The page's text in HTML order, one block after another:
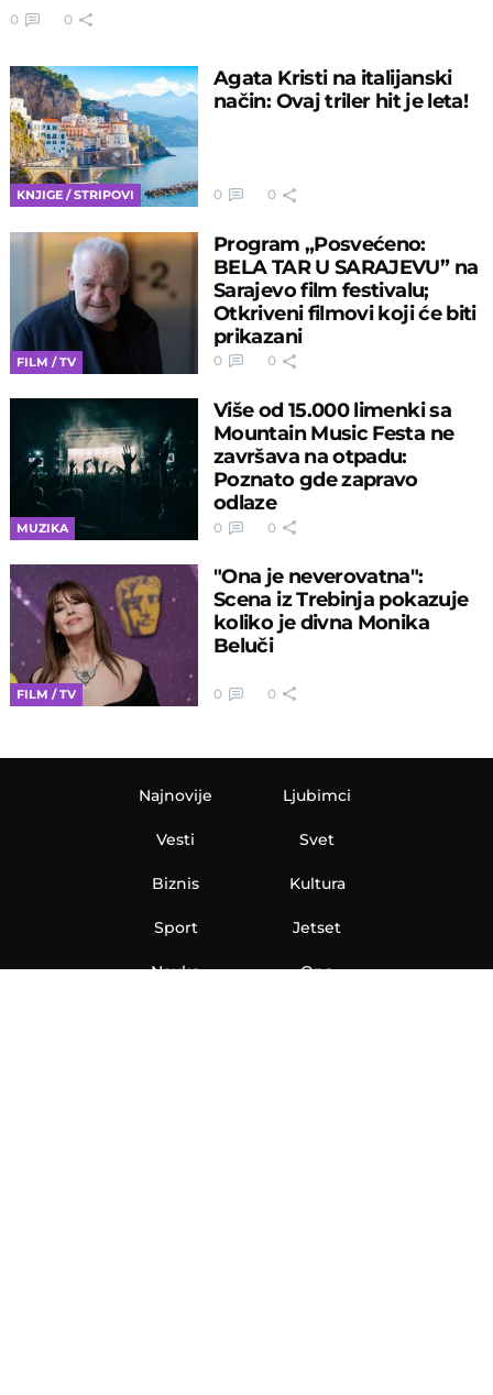
0 0
KNJIGE / STRIPOVI
Agata Kristi na italijanski
način: Ovaj triler hit je leta!
0 0
FILM / TV
Program „Posvećeno:
BELA TAR U SARAJEVU” na
Sarajevo film festivalu;
Otkriveni filmovi koji će biti
prikazani
0 0
MUZIKA
Više od 15.000 limenki sa
Mountain Music Festa ne
završava na otpadu:
Poznato gde zapravo
odlaze
0 0
FILM / TV
"Ona je neverovatna":
Scena iz Trebinja pokazuje
koliko je divna Monika
Beluči
0 0
Najnovije
Vesti
Biznis
Sport
Nauka
Ljubimci
Svet
Kultura
Jetset
Ona